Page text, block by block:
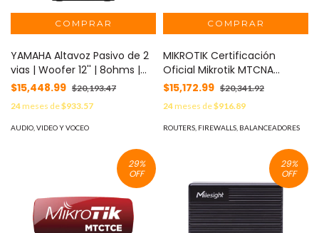
YAMAHA Altavoz Pasivo de 2
vias | Woofer 12'' | 8ohms |
Color Negro | 500W |
Gabinete de Madera MOD:
CHR12
$15,448.99 $20,193.47
24meses de$933.57
AUDIO, VIDEO Y VOCEO
MIKROTIK Certificación
Oficial Mikrotik MTCNA
MikroTik Certified Network
Associate MOD:
EXPERTMTCNA
$15,172.99 $20,341.92
24meses de$916.89
ROUTERS, FIREWALLS, BALANCEADORES
29%
OFF
29%
OFF